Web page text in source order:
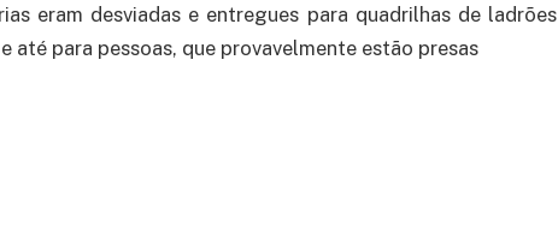
eram desviadas e entregues para quadrilhas de ladrões
até para pessoas, que provavelmente estão presas